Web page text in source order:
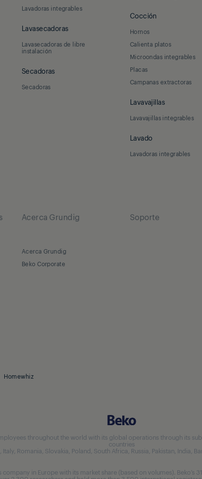
Lavadoras integrables
Lavasecadoras
Lavasecadoras de libre
instalación
Secadoras
Secadoras
Cocción
Hornos
Calienta platos
Microondas integrables
Placas
Campanas extractoras
Lavavajillas
Lavavajillas integrables
Lavado
Lavadoras integrables
Acerca Grundig
Acerca Grundig
Beko Corporate
Soporte
Homewhiz
throughout the world with its global operations through its
countries
Italy, Romania, Slovakia, Poland, South Africa, Russia, Pakistan, India,
company in Europe with its market share (based on volumes). Beko’s